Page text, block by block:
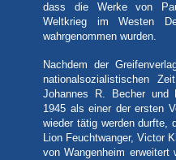
dass die Werke von
Weltkrieg im Westen
wahrgenommen wurden.
Nachdem der
nationalsozialistischen
Johannes R. Becher und
1945 als einer der ersten
wieder tätig werden durfte,
Lion Feuchtwanger, Victor
von Wangenheim